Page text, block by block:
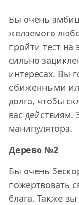
Вы очень
желаемого
пройти тест на
сильно
интересах. Вы
обиженными
долга, чтобы
вас действиям.
манипулятора.
Дерево №2
Вы очень
пожертвовать
блага. Также